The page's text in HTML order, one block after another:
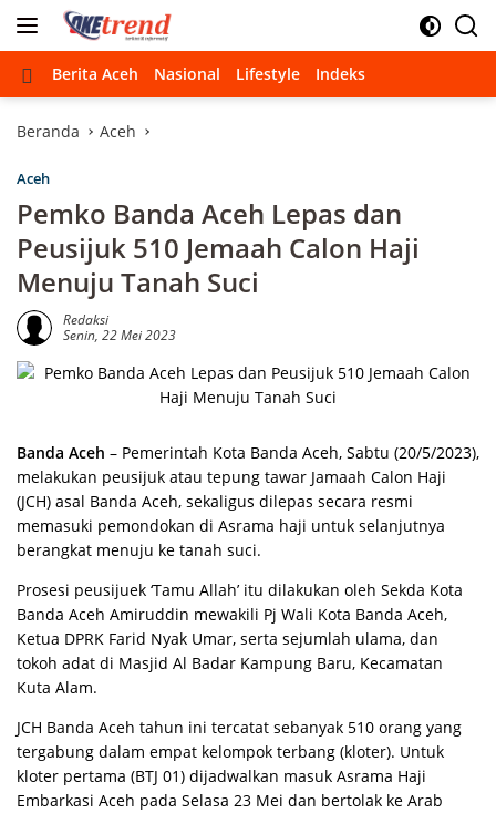
Langsung
Beranda
Berita Aceh Nasional Lifestyle Indeks
Beranda Aceh
Aceh
Pemko Banda Aceh Lepas dan
Peusijuk 510 Jemaah Calon Haji
Menuju Tanah Suci
Redaksi
Senin, 22 Mei 2023
Banda Aceh – Pemerintah Kota Banda Aceh, Sabtu (20/5/2023),
melakukan peusijuk atau tepung tawar Jamaah Calon Haji
(JCH) asal Banda Aceh, sekaligus dilepas secara resmi
memasuki pemondokan di Asrama haji untuk selanjutnya
berangkat menuju ke tanah suci.
Prosesi peusijuek ‘Tamu Allah’ itu dilakukan oleh Sekda Kota
Banda Aceh Amiruddin mewakili Pj Wali Kota Banda Aceh,
Ketua DPRK Farid Nyak Umar, serta sejumlah ulama, dan
tokoh adat di Masjid Al Badar Kampung Baru, Kecamatan
Kuta Alam.
JCH Banda Aceh tahun ini tercatat sebanyak 510 orang yang
tergabung dalam empat kelompok terbang (kloter). Untuk
kloter pertama (BTJ 01) dijadwalkan masuk Asrama Haji
Embarkasi Aceh pada Selasa 23 Mei dan bertolak ke Arab